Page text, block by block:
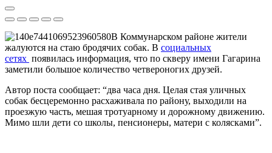
В Коммунарском районе жители
жалуются на стаю бродячих собак. В социальных
сетях появилась информация, что по скверу имени Гагарина
заметили большое количество четвероногих друзей.
Автор поста сообщает: “два часа дня. Целая стая уличных
собак бесцеремонно расхаживала по району, выходили на
проезжую часть, мешая тротуарному и дорожному движению.
Мимо шли дети со школы, пенсионеры, матери с колясками”.